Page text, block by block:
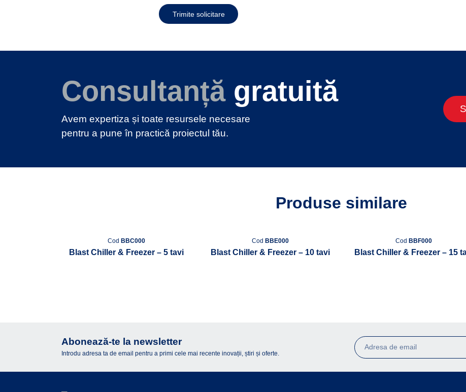
Trimite solicitare
Consultanțăgratuită
Avem expertiza și toate resursele necesare
pentru a pune în practică proiectul tău.
Produse similare
CodBBC000
Blast Chiller & Freezer – 5 tavi
Cod BBE000
Blast Chiller & Freezer – 10 tavi
CodBBF000
Blast Chiller & Freezer – 15
Abonează-te la newsletter
Introdu adresa ta de email pentru a primi cele mai recente inovații, știri și oferte.